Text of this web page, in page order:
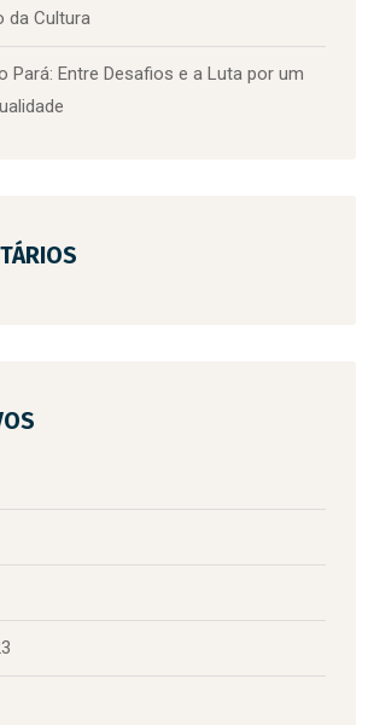
da Cultura
Pará: Entre Desafios e a Luta por um